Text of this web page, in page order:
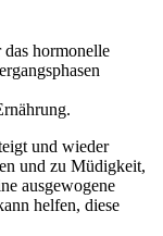
hormonelle
und wieder
und zu Müdigkeit,
ausgewogene
helfen, diese